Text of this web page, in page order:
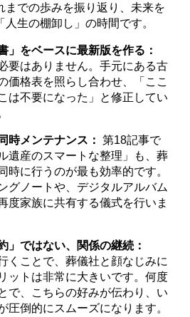
までの歩みを振り返り、未来を
生の棚卸し」の時間です。
」をベースに最新版を作る：
要はありません。手元にある古
価格表を照らし合わせ、「ここ
は不要になった」と修正してい
時メンテナンス： 第18記事で
遺産のスマートな整理」も、葬
時に行うのが最も効率的です。
グノートや、デジタルアルバム
度家族に共有する儀式を行いま
」ではない、関係の継続：
くことで、葬儀社と顔なじみに
ットは非常に大きいです。何度
で、こちらの好みが伝わり、い
圧倒的にスムーズになります。